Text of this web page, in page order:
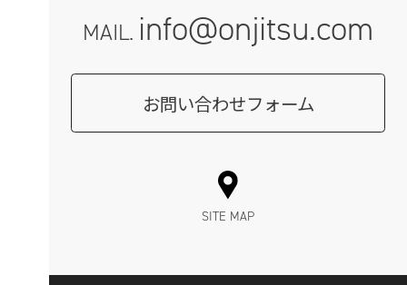
MAIL. info@onjitsu.com
お問い合わせフォーム
SITE MAP